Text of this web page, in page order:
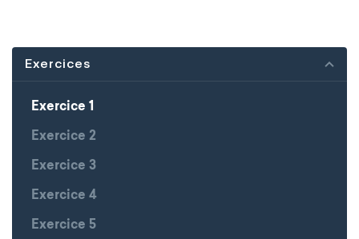
Exercices
Exercice 1
Exercice 2
Exercice 3
Exercice 4
Exercice 5